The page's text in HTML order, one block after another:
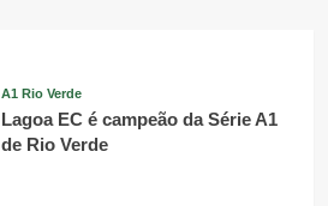
A1 Rio Verde
Lagoa EC é campeão da Série A1
de Rio Verde